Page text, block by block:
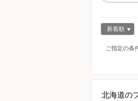
新着順
ご指定の条
北海道の